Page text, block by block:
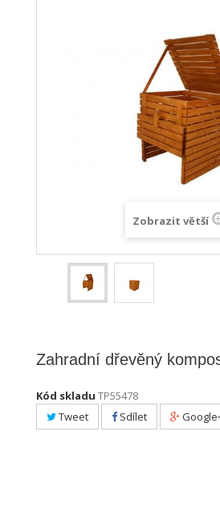
Zobrazit větší
Zahradní dřevěný
Kód skladu TP55478
Tweet
Sdílet